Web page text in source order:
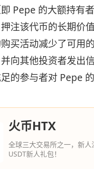
Pepe 的大额持有
注该代币的长期价值
买活动减少了可用
向其他投资者发出
的参与者对 Pepe
火币HTX
全球三大交易所之一，新
USDT新人礼包！